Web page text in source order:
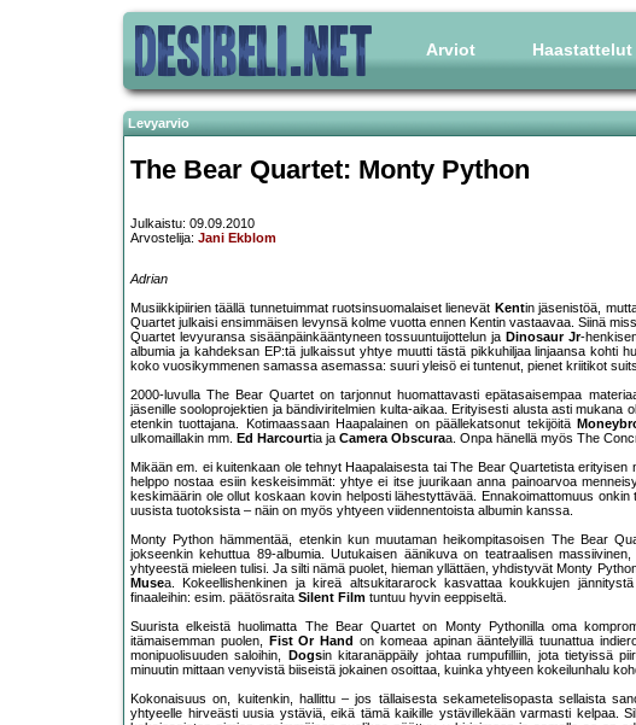
Arviot Haastattelut
Levyarvio
The Bear Quartet: Monty Python
Julkaistu: 09.09.2010
Arvostelija: Jani Ekblom
Adrian
Musiikkipiirien täällä tunnetuimmat ruotsinsuomalaiset lienevät Kentin jäsenistöä,
Quartet julkaisi ensimmäisen levynsä kolme vuotta ennen Kentin vastaavaa. Siinä
Quartet levyuransa sisäänpäinkääntyneen tossuuntuijottelun ja Dinosaur Jr-
albumia ja kahdeksan EP:tä julkaissut yhtye muutti tästä pikkuhiljaa linjaansa kohti
koko vuosikymmenen samassa asemassa: suuri yleisö ei tuntenut, pienet kriitikot
2000-luvulla The Bear Quartet on tarjonnut huomattavasti epätasaisempaa
jäsenille sooloprojektien ja bändiviritelmien kulta-aikaa. Erityisesti alusta asti mukana
etenkin tuottajana. Kotimaassaan Haapalainen on päällekatsonut tekijöitä
ulkomaillakin mm. Ed Harcourtia ja Camera Obscuraa. Onpa hänellä myös The
Mikään em. ei kuitenkaan ole tehnyt Haapalaisesta tai The Bear Quartetista
helppo nostaa esiin keskeisimmät: yhtye ei itse juurikaan anna painoarvoa
keskimäärin ole ollut koskaan kovin helposti lähestyttävää. Ennakoimattomuus
uusista tuotoksista – näin on myös yhtyeen viidennentoista albumin kanssa.
Monty Python hämmentää, etenkin kun muutaman heikompitasoisen The Bear
jokseenkin kehuttua 89-albumia. Uutukaisen äänikuva on teatraalisen
yhtyeestä mieleen tulisi. Ja silti nämä puolet, hieman yllättäen, yhdistyvät Monty
Musea. Kokeellishenkinen ja kireä altsukitararock kasvattaa koukkujen
finaaleihin: esim. päätösraita Silent Film tuntuu hyvin eeppiseltä.
Suurista elkeistä huolimatta The Bear Quartet on Monty Pythonilla oma
itämaisemman puolen,
Fist Or Hand on komeaa apinan ääntelyillä tuunattua
monipuolisuuden saloihin,
Dogsin kitaranäppäily johtaa rumpufilliin, jota tietyissä
minuutin mittaan venyvistä biiseistä jokainen osoittaa, kuinka yhtyeen kokeilunhalu
Kokonaisuus on, kuitenkin, hallittu – jos tällaisesta sekametelisopasta sellaista
yhtyeelle hirveästi uusia ystäviä, eikä tämä kaikille ystävillekään varmasti kelpaa.